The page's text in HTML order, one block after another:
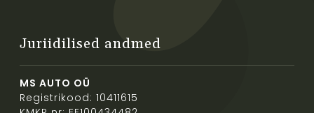
Juriidilised andmed
MS AUTO OÜ
Registrikood: 10411615